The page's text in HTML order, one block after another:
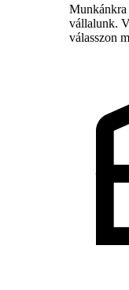
Munkánkra
vállalunk.
válasszon